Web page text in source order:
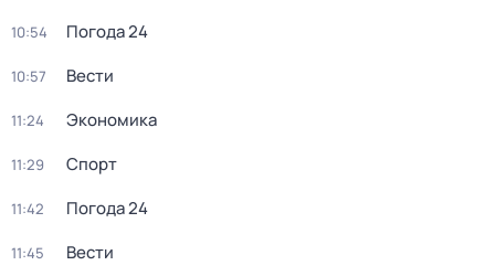
10:54 Погода 24
10:57 Вести
11:24 Экономика
11:29 Спорт
11:42 Погода 24
11:45 Вести